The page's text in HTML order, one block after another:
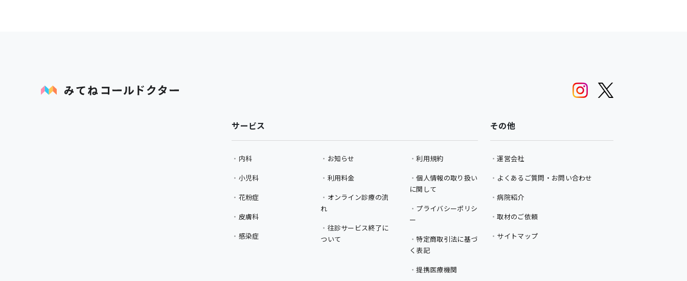
サービス
内科
小児科
花粉症
皮膚科
感染症
お知らせ
利用料金
オンライン診療の流
れ
往診サービス終了に
ついて
利用規約
個人情報の取り扱い
に関して
プライバシーポリシ
ー
特定商取引法に基づ
く表記
提携医療機関
その他
運営会社
よくあるご質問・お問い合わせ
病院紹介
取材のご依頼
サイトマップ